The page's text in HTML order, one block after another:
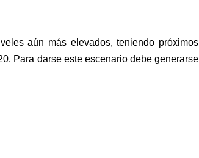
aún más elevados, teniendo próximos
Para darse este escenario debe generarse